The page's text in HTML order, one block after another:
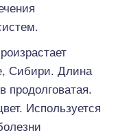
Сибири. Длина
продолговатая.
Используется